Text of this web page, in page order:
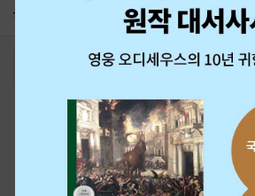
공지 26년 NBCI 수상 안내
2026-08-01
로그인 최근 본 상품
고객센터 1544-3800 티켓 1544-6399
eBook 1:1문의/채팅상담
예스이십사(주) 사업자 정보
이용약관
개인정보처리방침
청